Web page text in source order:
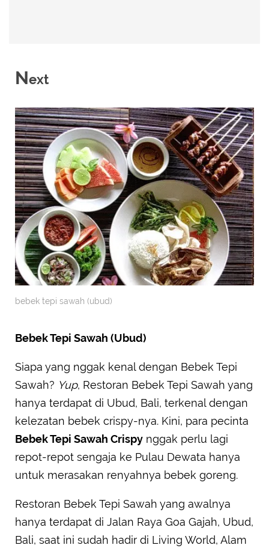
Next
bebek tepi sawah (ubud)
Bebek Tepi Sawah (Ubud)
Siapa yang nggak kenal dengan Bebek Tepi
Sawah? Yup, Restoran Bebek Tepi Sawah yang
hanya terdapat di Ubud, Bali, terkenal dengan
kelezatan bebek crispy-nya. Kini, para pecinta
Bebek Tepi Sawah Crispy nggak perlu lagi
repot-repot sengaja ke Pulau Dewata hanya
untuk merasakan renyahnya bebek goreng.
Restoran Bebek Tepi Sawah yang awalnya
hanya terdapat di Jalan Raya Goa Gajah, Ubud,
Bali, saat ini sudah hadir di Living World, Alam